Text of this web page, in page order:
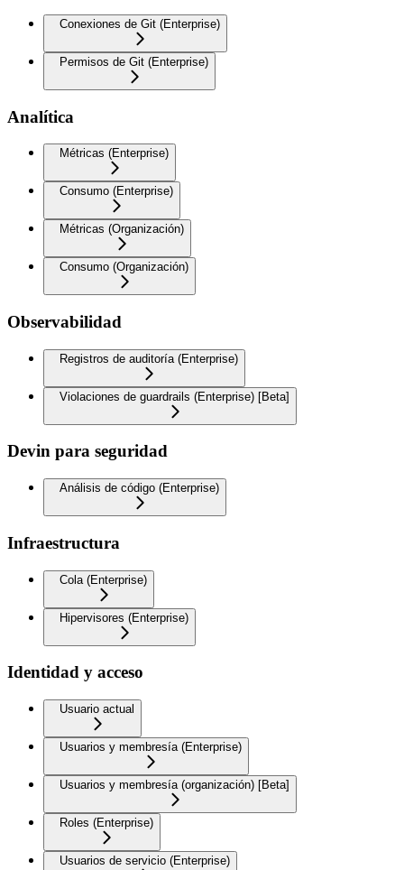
Conexiones de Git (Enterprise)
Permisos de Git (Enterprise)
Analítica
Métricas (Enterprise)
Consumo (Enterprise)
Métricas (Organización)
Consumo (Organización)
Observabilidad
Registros de auditoría (Enterprise)
Violaciones de guardrails (Enterprise) [Beta]
Devin para seguridad
Análisis de código (Enterprise)
Infraestructura
Cola (Enterprise)
Hipervisores (Enterprise)
Identidad y acceso
Usuario actual
Usuarios y membresía (Enterprise)
Usuarios y membresía (organización) [Beta]
Roles (Enterprise)
Usuarios de servicio (Enterprise)